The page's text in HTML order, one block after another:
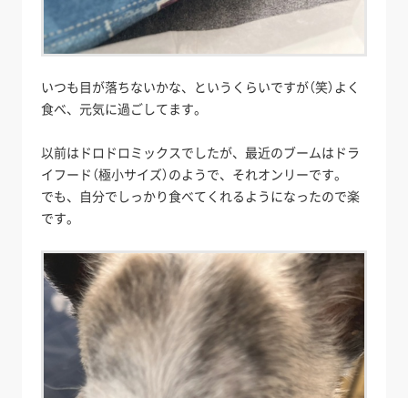
いつも目が落ちないかな、というくらいですが（笑）よく
食べ、元気に過ごしてます。
以前はドロドロミックスでしたが、最近のブームはドラ
イフード（極小サイズ）のようで、それオンリーです。
でも、自分でしっかり食べてくれるようになったので楽
です。